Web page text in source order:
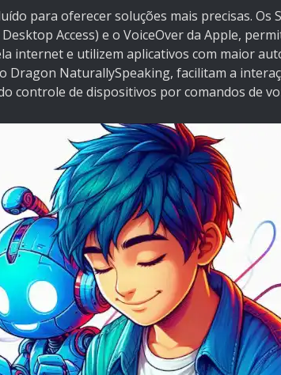
para oferecer soluções mais precisas. Os
Access) e o VoiceOver da Apple,
internet e utilizem aplicativos com maior
Dragon NaturallySpeaking, facilitam a
controle de dispositivos por comandos de